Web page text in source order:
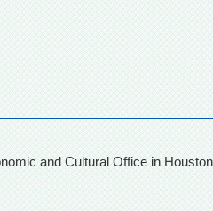
and Cultural Office in Houston